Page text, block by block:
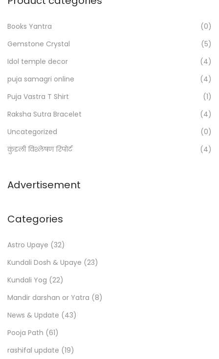
F
e
C
a
c
u
l
o
h
r
:
>
Books Yantra
(0)
Gemstone Crystal
(5)
Idol temple decor
(4)
puja samagri online
(4)
Puja Vastra T Shirt
(1)
Raksha Sutra Bracelet
(4)
Uncategorized
(0)
कुंडली विश्लेषण रिपोर्ट
(4)
Advertisement
Categories
Astro Upaye (32)
Kundali Dosh & Upaye (23)
Kundali Yog (22)
Mandir darshan or Yatra (8)
News & Update (43)
Pooja Path (61)
rashifal update (19)